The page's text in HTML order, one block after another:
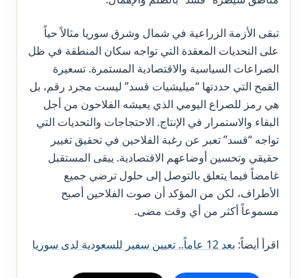
تبقى الأزمة الزراعية في شمال وشرق سوريا مثالاً حياً
على التحديات المعقدة التي تواجه سكان المنطقة في ظل
الصراعات السياسية والاقتصادية المستمرة. تسعيرة
القمح التي حددتها “ميليشيات قسد” ليست مجرد رقم، بل
هي رمز للصراع اليومي الذي يعيشه الفلاحون من أجل
البقاء والاستمرار في الإنتاج. الاحتجاجات والتحديات التي
تواجه “قسد” تعبر عن رغبة الفلاحين في تحقيق تغيير
حقيقي وتحسين أوضاعهم الاقتصادية. يبقى المستقبل
غامضاً فيما يتعلق بالتوصل إلى حلول ترضي جميع
الأطراف، لكن من المؤكد أن صوت الفلاحين أصبح
مسموعاً أكثر من أي وقت مضى.
اقرأ أيضاً: بعد 12 عاماً.. تعيين سفير للسعودية لدى سوريا